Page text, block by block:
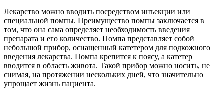
Лекарство можно вводить посредством инъекции или
специальной помпы. Преимущество помпы заключается в
том, что она сама определяет необходимость введения
препарата и его количество. Помпа представляет собой
небольшой прибор, оснащенный катетером для подкожного
введения лекарства. Помпа крепится к поясу, а катетер
вводится в область живота. Такой прибор можно носить, не
снимая, на протяжении нескольких дней, что значительно
упрощает жизнь пациента.